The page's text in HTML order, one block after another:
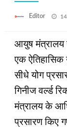
Editor
आयुष मंत्रालय
एक
सीधे योग
गिनीज वर्ल्ड
मंत्रालय के
प्रसारण किए